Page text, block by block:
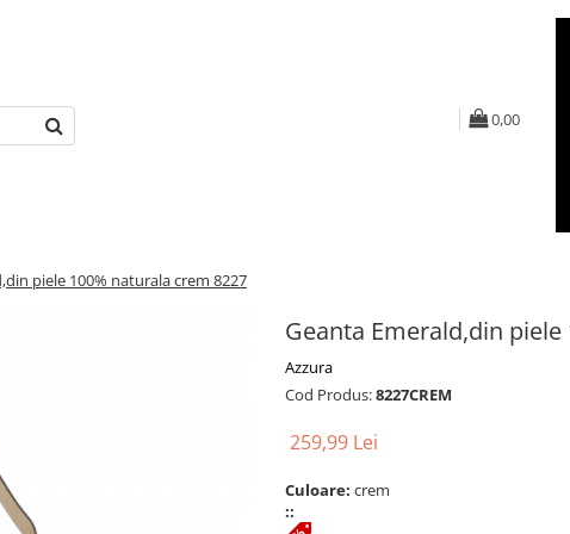
0,00
piele 100% naturala crem 8227
Geanta Emerald,din
Azzura
Cod Produs:8227CREM
259,99 Lei
Culoare: crem
::